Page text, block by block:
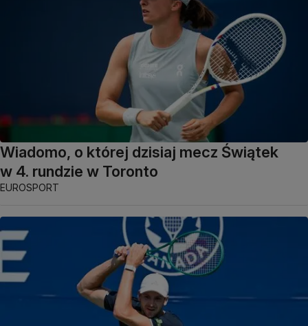
Wiadomo, o której dzisiaj mecz Świątek
w 4. rundzie w Toronto
EUROSPORT